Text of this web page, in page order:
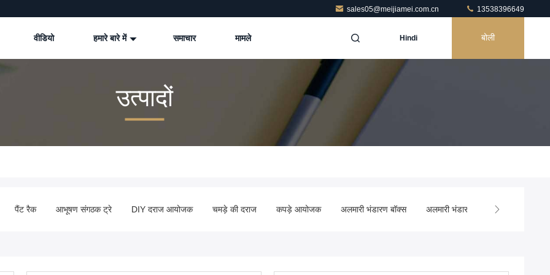
sales05@meijiamei.com.cn 13538396649
वीडियो हमारे बारे में समाचार मामले Hindi बोली
उत्पादों
पैंट रैक आभूषण संगठक ट्रे DIY दराज आयोजक चमड़े की दराज कपड़े आयोजक अलमारी भंडारण बॉक्स अलमारी भंडारण टोकरी